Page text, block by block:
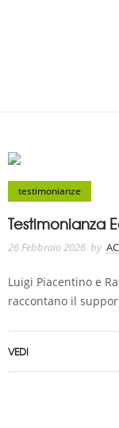
testimonianze
Testimonianza
26 Febbraio 2026 by
Luigi Piacentino e
raccontano il
VEDI